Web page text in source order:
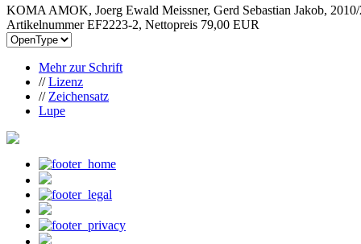
KOMA AMOK, Joerg Ewald Meissner, Gerd Sebastian Jakob, 2010/
Artikelnummer EF2223-2, Nettopreis 79,00 EUR
Mehr zur Schrift
//Lizenz
// Zeichensatz
Lupe